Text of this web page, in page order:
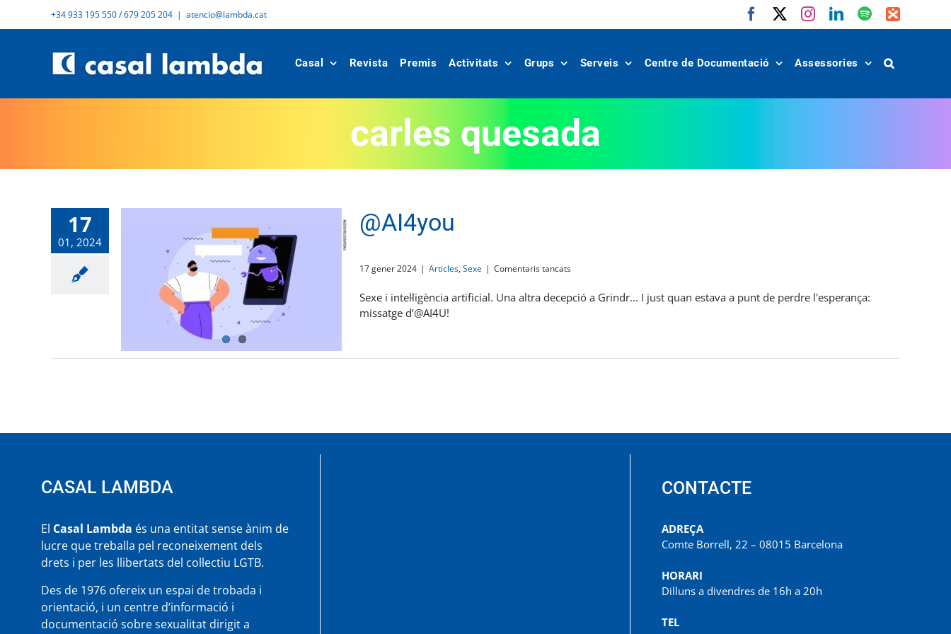
+34 933 195 550 / 679 205 204 | atencio@lambda.cat FacebookInstagram
LinkedIn
Spotify
IVoox
Casal Revista Premis Activitats Grups Serveis Centre de Documentació Assessories
carles quesada
17
01, 2024
@AI4you
17 gener 2024 | Articles, Sexe | Comentaris tancatsa
Sexe i intel·ligència artificial. Una altra decepció a Grindr... I just quan estava a punt de perdre l'esperança:
missatge d’@AI4U!
CASAL LAMBDA
El Casal Lambda és una entitat sense ànim de
lucre que treballa pel reconeixement dels
drets i per les llibertats del col·lectiu LGTB.
Des de 1976 ofereix un espai de trobada i
orientació, i un centre d’informació i
documentació sobre sexualitat dirigit a
CONTACTE
ADREÇA
Comte Borrell, 22 – 08015 Barcelona
HORARI
Dilluns a divendres de 16h a 20h
TEL